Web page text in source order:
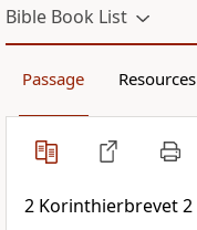
Bible Book List
Passage Resources
2 Korinthierbrevet 2